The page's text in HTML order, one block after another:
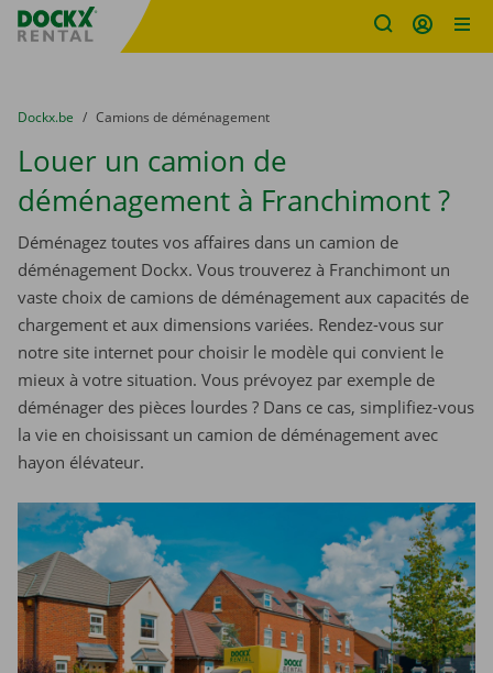
sitename
You are here:
du
Dockx.be to
Camions de déménagement
Louer un camion de
déménagement à Franchimont ?
Déménagez toutes vos affaires dans un camion de
déménagement Dockx. Vous trouverez à Franchimont un
vaste choix de camions de déménagement aux capacités de
chargement et aux dimensions variées. Rendez-vous sur
notre site internet pour choisir le modèle qui convient le
mieux à votre situation. Vous prévoyez par exemple de
déménager des pièces lourdes ? Dans ce cas, simplifiez-vous
la vie en choisissant un camion de déménagement avec
hayon élévateur.